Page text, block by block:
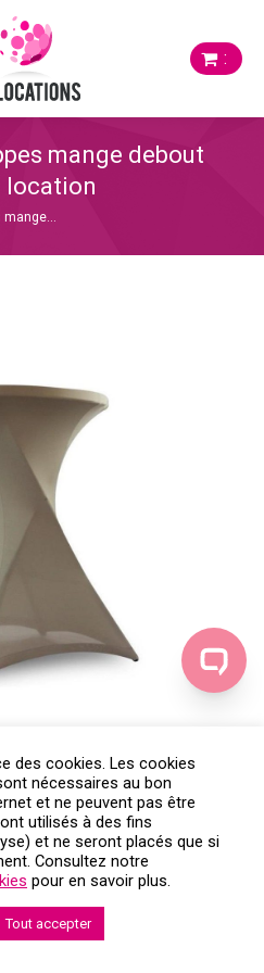
:
mange debout
location
mange…
tables et nappes
des cookies. Les cookies
nécessaires au bon
et ne peuvent pas être
utilisés à des fins
et ne seront placés que si
Consultez notre
pour en savoir plus.
Tout accepter